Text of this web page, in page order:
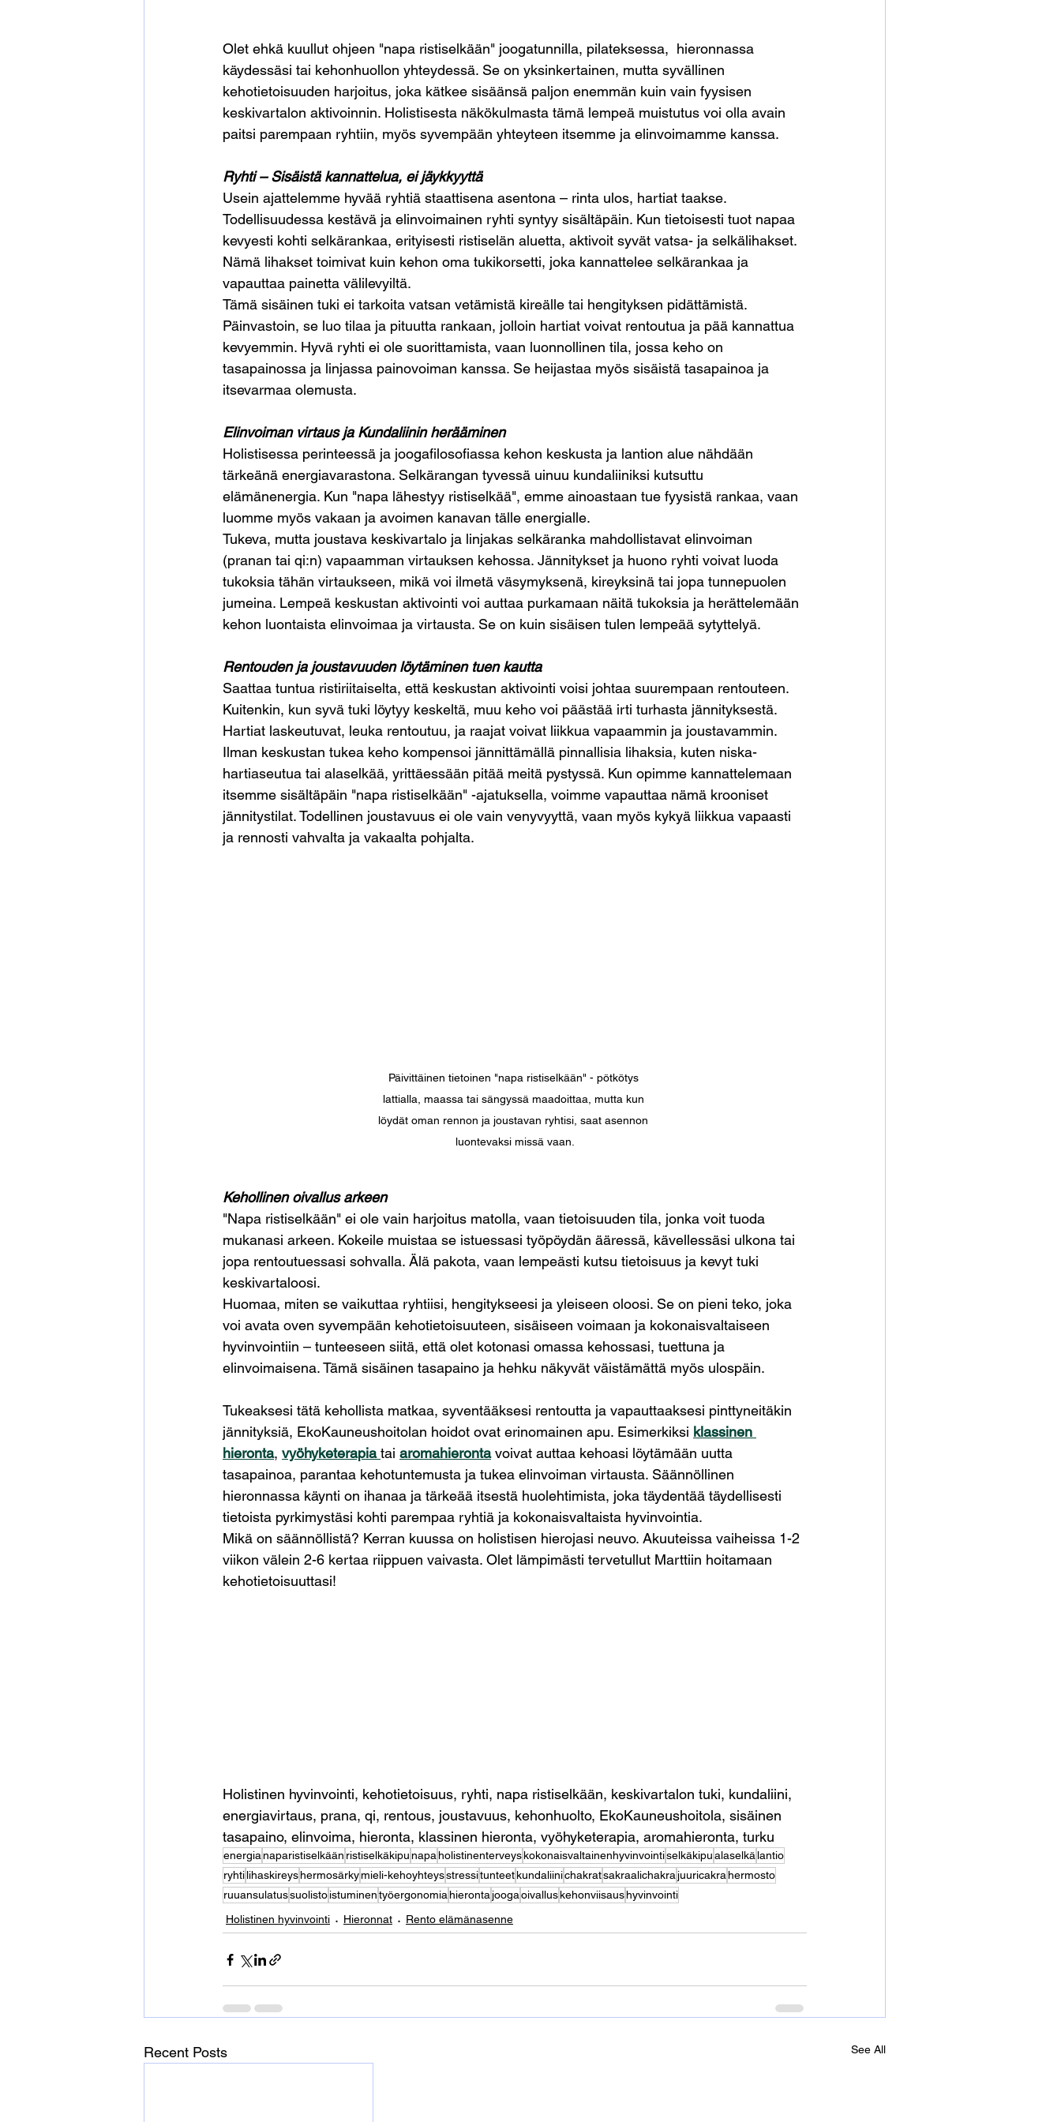
Olet ehkä kuullut ohjeen "napa ristiselkään" joogatunnilla, pilateksessa,  hieronnassa
käydessäsi tai kehonhuollon yhteydessä. Se on yksinkertainen, mutta syvällinen
kehotietoisuuden harjoitus, joka kätkee sisäänsä paljon enemmän kuin vain fyysisen
keskivartalon aktivoinnin. Holistisesta näkökulmasta tämä lempeä muistutus voi olla avain
paitsi parempaan ryhtiin, myös syvempään yhteyteen itsemme ja elinvoimamme kanssa.
Ryhti – Sisäistä kannattelua, ei jäykkyyttä
Usein ajattelemme hyvää ryhtiä staattisena asentona – rinta ulos, hartiat taakse.
Todellisuudessa kestävä ja elinvoimainen ryhti syntyy sisältäpäin. Kun tietoisesti tuot napaa
kevyesti kohti selkärankaa, erityisesti ristiselän aluetta, aktivoit syvät vatsa- ja selkälihakset.
Nämä lihakset toimivat kuin kehon oma tukikorsetti, joka kannattelee selkärankaa ja
vapauttaa painetta välilevyiltä.
Tämä sisäinen tuki ei tarkoita vatsan vetämistä kireälle tai hengityksen pidättämistä.
Päinvastoin, se luo tilaa ja pituutta rankaan, jolloin hartiat voivat rentoutua ja pää kannattua
kevyemmin. Hyvä ryhti ei ole suorittamista, vaan luonnollinen tila, jossa keho on
tasapainossa ja linjassa painovoiman kanssa. Se heijastaa myös sisäistä tasapainoa ja
itsevarmaa olemusta.
Elinvoiman virtaus ja Kundaliinin herääminen
Holistisessa perinteessä ja joogafilosofiassa kehon keskusta ja lantion alue nähdään
tärkeänä energiavarastona. Selkärangan tyvessä uinuu kundaliiniksi kutsuttu
elämänenergia. Kun "napa lähestyy ristiselkää", emme ainoastaan tue fyysistä rankaa, vaan
luomme myös vakaan ja avoimen kanavan tälle energialle.
Tukeva, mutta joustava keskivartalo ja linjakas selkäranka mahdollistavat elinvoiman
(pranan tai qi:n) vapaamman virtauksen kehossa. Jännitykset ja huono ryhti voivat luoda
tukoksia tähän virtaukseen, mikä voi ilmetä väsymyksenä, kireyksinä tai jopa tunnepuolen
jumeina. Lempeä keskustan aktivointi voi auttaa purkamaan näitä tukoksia ja herättelemään
kehon luontaista elinvoimaa ja virtausta. Se on kuin sisäisen tulen lempeää sytyttelyä.
Rentouden ja joustavuuden löytäminen tuen kautta
Saattaa tuntua ristiriitaiselta, että keskustan aktivointi voisi johtaa suurempaan rentouteen.
Kuitenkin, kun syvä tuki löytyy keskeltä, muu keho voi päästää irti turhasta jännityksestä.
Hartiat laskeutuvat, leuka rentoutuu, ja raajat voivat liikkua vapaammin ja joustavammin.
Ilman keskustan tukea keho kompensoi jännittämällä pinnallisia lihaksia, kuten niska-
hartiaseutua tai alaselkää, yrittäessään pitää meitä pystyssä. Kun opimme kannattelemaan
itsemme sisältäpäin "napa ristiselkään" -ajatuksella, voimme vapauttaa nämä krooniset
jännitystilat. Todellinen joustavuus ei ole vain venyvyyttä, vaan myös kykyä liikkua vapaasti
ja rennosti vahvalta ja vakaalta pohjalta.
Päivittäinen tietoinen "napa ristiselkään" - pötkötys
lattialla, maassa tai sängyssä maadoittaa, mutta kun
löydät oman rennon ja joustavan ryhtisi, saat asennon
luontevaksi missä vaan.
Kehollinen oivallus arkeen
"Napa ristiselkään" ei ole vain harjoitus matolla, vaan tietoisuuden tila, jonka voit tuoda
mukanasi arkeen. Kokeile muistaa se istuessasi työpöydän ääressä, kävellessäsi ulkona tai
jopa rentoutuessasi sohvalla. Älä pakota, vaan lempeästi kutsu tietoisuus ja kevyt tuki
keskivartaloosi.
Huomaa, miten se vaikuttaa ryhtiisi, hengitykseesi ja yleiseen oloosi. Se on pieni teko, joka
voi avata oven syvempään kehotietoisuuteen, sisäiseen voimaan ja kokonaisvaltaiseen
hyvinvointiin – tunteeseen siitä, että olet kotonasi omassa kehossasi, tuettuna ja
elinvoimaisena. Tämä sisäinen tasapaino ja hehku näkyvät väistämättä myös ulospäin.
Tukeaksesi tätä kehollista matkaa, syventääksesi rentoutta ja vapauttaaksesi pinttyneitäkin
jännityksiä, EkoKauneushoitolan hoidot ovat erinomainen apu. Esimerkiksi klassinen
hieronta, vyöhyketerapia tai aromahieronta voivat auttaa kehoasi löytämään uutta
tasapainoa, parantaa kehotuntemusta ja tukea elinvoiman virtausta. Säännöllinen
hieronnassa käynti on ihanaa ja tärkeää itsestä huolehtimista, joka täydentää täydellisesti
tietoista pyrkimystäsi kohti parempaa ryhtiä ja kokonaisvaltaista hyvinvointia.
Mikä on säännöllistä? Kerran kuussa on holistisen hierojasi neuvo. Akuuteissa vaiheissa 1-2
viikon välein 2-6 kertaa riippuen vaivasta. Olet lämpimästi tervetullut Marttiin hoitamaan
kehotietoisuuttasi!
Holistinen hyvinvointi, kehotietoisuus, ryhti, napa ristiselkään, keskivartalon tuki, kundaliini,
energiavirtaus, prana, qi, rentous, joustavuus, kehonhuolto, EkoKauneushoitola, sisäinen
tasapaino, elinvoima, hieronta, klassinen hieronta, vyöhyketerapia, aromahieronta, turku
energianaparistiselkään ristiselkäkipunapaholistinenterveyskokonaisvaltainenhyvinvointiselkäkipualaselkälantio
ryhtilihaskireyshermosärkymieli-kehoyhteysstressitunteetkundaliinichakratsakraalichakrajuuricakrahermosto
ruuansulatussuolistoistuminentyöergonomiahierontajoogaoivalluskehonviisaushyvinvointi
Holistinen hyvinvointi
Hieronnat Rento elämänasenne
Recent Posts See All